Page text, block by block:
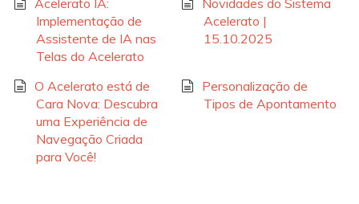
Acelerato IA:
Implementação de
Assistente de IA nas
Telas do Acelerato
Novidades do Sistema
Acelerato |
15.10.2025
O Acelerato está de
Cara Nova: Descubra
uma Experiência de
Navegação Criada
para Você!
Personalização de
Tipos de Apontamento